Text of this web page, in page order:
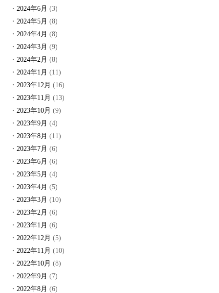
2024年6月 (3)
2024年5月 (8)
2024年4月 (8)
2024年3月 (9)
2024年2月 (8)
2024年1月 (11)
2023年12月 (16)
2023年11月 (13)
2023年10月 (9)
2023年9月 (4)
2023年8月 (11)
2023年7月 (6)
2023年6月 (6)
2023年5月 (4)
2023年4月 (5)
2023年3月 (10)
2023年2月 (6)
2023年1月 (6)
2022年12月 (5)
2022年11月 (10)
2022年10月 (8)
2022年9月 (7)
2022年8月 (6)